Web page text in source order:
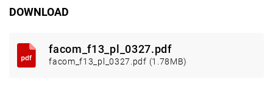
DOWNLOAD
facom_f13_pl_0327.pdf
facom_f13_pl_0327.pdf (1.78MB)